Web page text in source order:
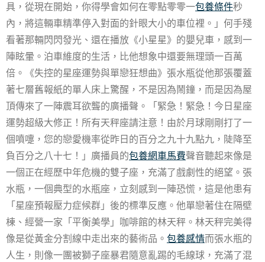
具，從現在開始，你得學會如何在零點零零一包養條件秒
內，將這輛車精準停入對面的針眼大小的車位裡。」何手殘
看著那輛閃閃發光、還在播放《小星星》的嬰兒車，感到一
陣眩暈。泊車維度的生活，比他想象中還要無理頭一百萬
倍。《失控的星座運勢與單戀狂想曲》張水瓶從他那張覆蓋
著七層舊報紙的單人床上驚醒，不是因為鬧鐘，而是因為屋
頂傳來了一陣震耳欲聾的廣播聲。「緊急！緊急！今日星座
運勢超級大修正！所有天秤座請注意！由於月球剛剛打了一
個噴嚏，您的戀愛機率從昨日的百分之九十九點九，陡降至
負百分之八十七！」廣播員的包養網車馬費聲音聽起來像是
一個正在經歷中年危機的雙子座，充滿了戲劇性的絕望。張
水瓶，一個典型的水瓶座，立刻感到一陣恐慌，這是他患有
「星座預報壓力症候群」後的標準反應。他單戀著住在隔壁
棟、經營一家「平衡美學」咖啡館的林天秤。林天秤完美得
像是從黃金分割線中走出來的藝術品。 包養感情而張水瓶的
人生，則像一團被獅子座暴君隨意亂踢的毛線球，充滿了混